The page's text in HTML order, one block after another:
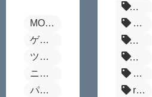
MOD全般
ゲーム別MODまとめ
ツール
ニュース
パルワールド
reshade